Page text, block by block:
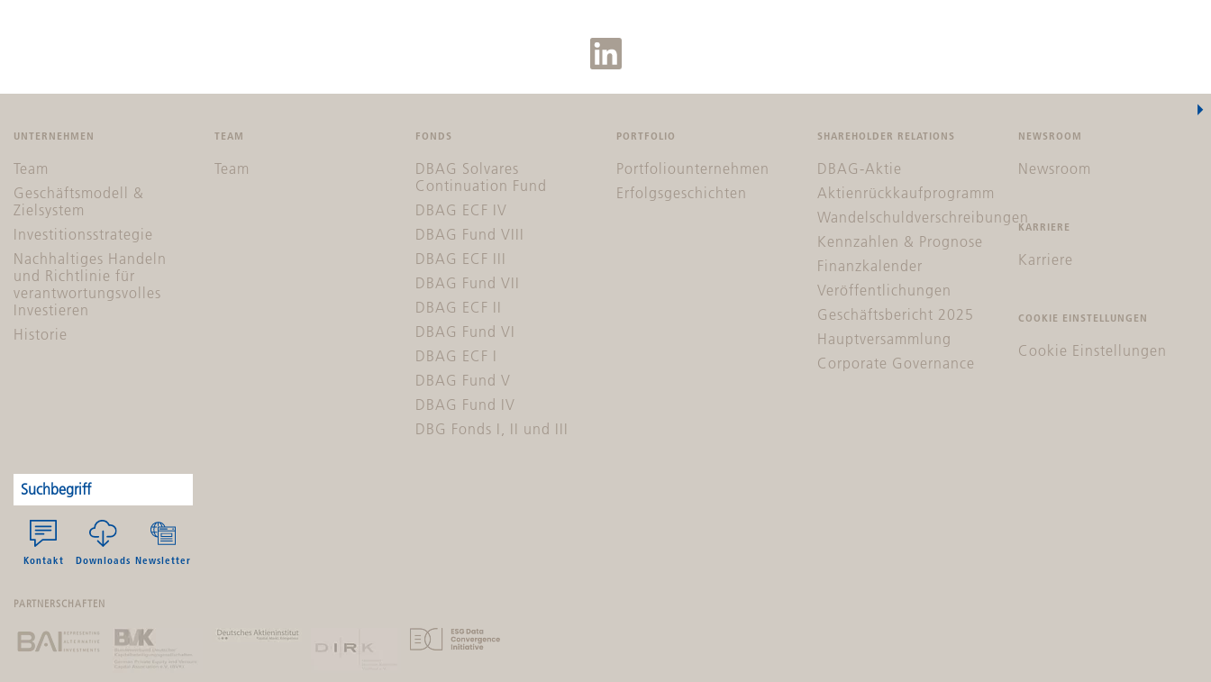
UNTERNEHMEN
Team
Geschäftsmodell &
Zielsystem
Investitionsstrategie
Nachhaltiges Handeln
und Richtlinie für
verantwortungsvolles
Investieren
Historie
TEAM
Team
FONDS
DBAG Solvares
Continuation Fund
DBAG ECF IV
DBAG Fund VIII
DBAG ECF III
DBAG Fund VII
DBAG ECF II
DBAG Fund VI
DBAG ECF I
DBAG Fund V
DBAG Fund IV
DBG Fonds I, II und III
PORTFOLIO
Portfoliounternehmen
Erfolgsgeschichten
SHAREHOLDER RELATIONS
DBAG-Aktie
Aktienrückkaufprogramm
Wandelschuldverschreibungen
Kennzahlen & Prognose
Finanzkalender
Veröffentlichungen
Geschäftsbericht 2025
Hauptversammlung
Corporate Governance
NEWSROOM
Newsroom
KARRIERE
Karriere
COOKIE EINSTELLUNGEN
Cookie Einstellungen
Kontakt Downloads Newsletter
PARTNERSCHAFTEN